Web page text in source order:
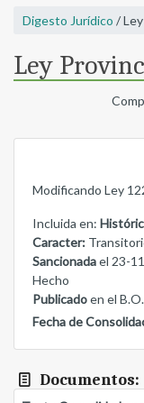
Digesto Jurídico /
Ley
Modificando Ley
Incluida en:
Caracter:
Sancionadael 23-
Hecho
Publicadoen el
Fecha de
Documentos: